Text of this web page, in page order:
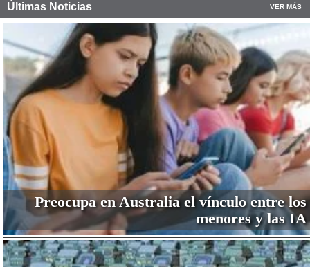
Facebook
Twitter
WhatsApp
Email
Últimas Noticias VER MÁS
Preocupa en Australia el vínculo entre los
menores y las IA